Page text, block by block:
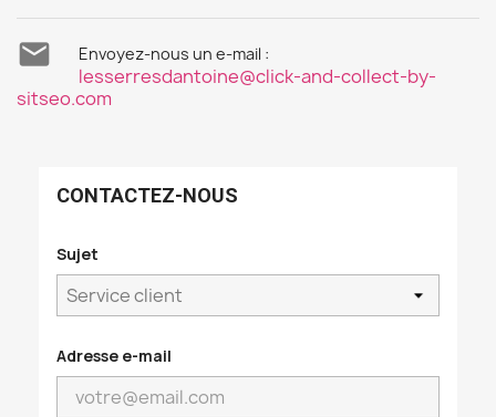
 Envoyez-nous un e-mail :
lesserresdantoine@click-and-collect-by-
sitseo.com
CONTACTEZ-NOUS
Sujet
Adresse e-mail